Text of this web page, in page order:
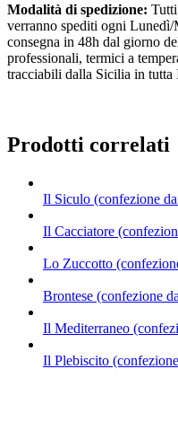
Modalità di spedizione:
verranno spediti ogni
consegna in 48h dal giorno
professionali, termici a
tracciabili dalla Sicilia in tutta
Prodotti correlati
Il Siculo (confezione
Il Cacciatore
Lo Zuccotto
Brontese (confezione
Il Mediterraneo
Il Plebiscito